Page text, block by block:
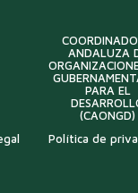
ANDALUZA
PARA EL
(CAONGD)
Política de